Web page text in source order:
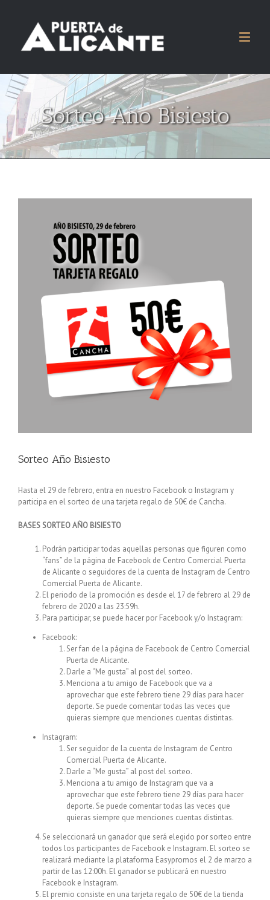
Sorteo Año Bisiesto
Sorteo Año Bisiesto
Hasta el 29 de febrero, entra en nuestro Facebook o Instagram y
participa en el sorteo de una tarjeta regalo de 50€ de Cancha.
BASES SORTEO AÑO BISIESTO
Podrán participar todas aquellas personas que figuren como
“fans” de la página de Facebook de Centro Comercial Puerta
de Alicante o seguidores de la cuenta de Instagram de Centro
Comercial Puerta de Alicante.
El periodo de la promoción es desde el 17 de febrero al 29 de
febrero de 2020 a las 23:59h.
Para participar, se puede hacer por Facebook y/o Instagram:
Facebook:
Ser fan de la página de Facebook de Centro Comercial
Puerta de Alicante.
Darle a “Me gusta” al post del sorteo.
Menciona a tu amigo de Facebook que va a
aprovechar que este febrero tiene 29 días para hacer
deporte. Se puede comentar todas las veces que
quieras siempre que menciones cuentas distintas.
Instagram:
Ser seguidor de la cuenta de Instagram de Centro
Comercial Puerta de Alicante.
Darle a “Me gusta” al post del sorteo.
Menciona a tu amigo de Instagram que va a
aprovechar que este febrero tiene 29 días para hacer
deporte. Se puede comentar todas las veces que
quieras siempre que menciones cuentas distintas.
Se seleccionará un ganador que será elegido por sorteo entre
todos los participantes de Facebook e Instagram. El sorteo se
realizará mediante la plataforma Easypromos el 2 de marzo a
partir de las 12:00h. El ganador se publicará en nuestro
Facebook e Instagram.
El premio consiste en una tarjeta regalo de 50€ de la tienda